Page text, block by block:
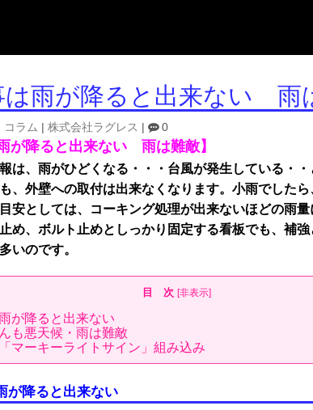
は雨が降ると出来ない 雨
コラム 株式会社ラグレス 0
が降ると出来ない 雨は難敵】
は、雨がひどくなる・・・台風が発生している・・
、外壁への取付は出来なくなります。小雨でした
安としては、コーキング処理が出来ないほどの雨
め、ボルト止めとしっかり固定する看板でも、補
いのです。
目 次 [非表示]
が降ると出来ない
も悪天候・雨は難敵
マーキーライトサイン」組み込み
が降ると出来ない